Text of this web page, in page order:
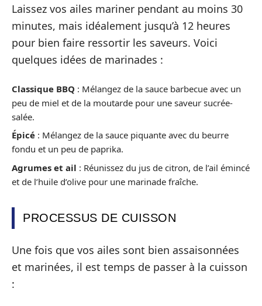
Laissez vos ailes mariner pendant au moins 30
minutes, mais idéalement jusqu’à 12 heures
pour bien faire ressortir les saveurs. Voici
quelques idées de marinades :
Classique BBQ : Mélangez de la sauce barbecue avec un
peu de miel et de la moutarde pour une saveur sucrée-
salée.
Épicé : Mélangez de la sauce piquante avec du beurre
fondu et un peu de paprika.
Agrumes et ail : Réunissez du jus de citron, de l’ail émincé
et de l’huile d’olive pour une marinade fraîche.
PROCESSUS DE CUISSON
Une fois que vos ailes sont bien assaisonnées
et marinées, il est temps de passer à la cuisson
: